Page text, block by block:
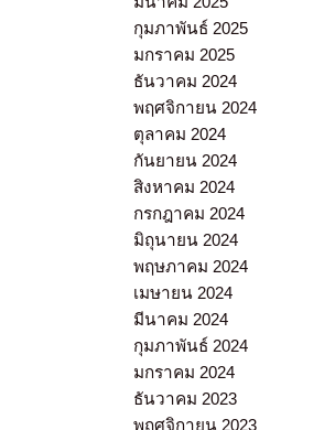
กุมภาพันธ์ 2025
มกราคม 2025
ธันวาคม 2024
พฤศจิกายน 2024
ตุลาคม 2024
กันยายน 2024
สิงหาคม 2024
กรกฎาคม 2024
มิถุนายน 2024
พฤษภาคม 2024
เมษายน 2024
มีนาคม 2024
กุมภาพันธ์ 2024
มกราคม 2024
ธันวาคม 2023
พฤศจิกายน 2023